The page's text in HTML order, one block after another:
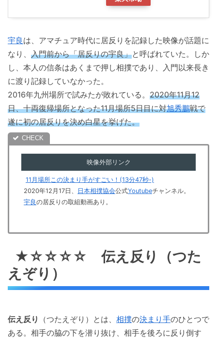
宇良 は、アマチュア時代に居反りを記録した映像が話題に
なり、 入門前から「居反りの宇良」と呼ばれていた。しか
し、本人の信条はあくまで押し相撲であり、入門以来長き
に渡り記録していなかった。
2016年九州場所で試みたが敗れている。 2020年11月12
日、十両復帰場所となった11月場所5日目に対旭秀鵬戦で
遂に初の居反りを決め白星を挙げた。
映像外部リンク
11月場所この決まり手がすごい！(13分47秒-)
2020年12月17日、
日本相撲協会公式Youtubeチャンネル。
宇良の居反りの取組動画あり。
★☆☆☆☆ 伝え反り（つた
えぞり）
伝え反り （つたえぞり）とは、 相撲の決まり手のひとつで
ある。相手の脇の下を潜り抜け、相手を後ろに反り倒す